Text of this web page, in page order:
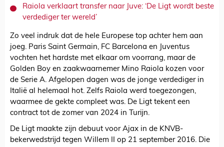
Raiola verklaart transfer naar Juve: ‘De Ligt wordt beste
verdediger ter wereld’
Zo veel indruk dat de hele Europese top achter hem aan
joeg. Paris Saint Germain, FC Barcelona en Juventus
vochten het hardste met elkaar om voorrang, maar de
Golden Boy en zaakwaarnemer Mino Raiola kozen voor
de Serie A. Afgelopen dagen was de jonge verdediger in
Italië al helemaal hot. Zelfs Raiola werd toegezongen,
waarmee de gekte compleet was. De Ligt tekent een
contract tot de zomer van 2024 in Turijn.
De Ligt maakte zijn debuut voor Ajax in de KNVB-
bekerwedstrijd tegen Willem II op 21 september 2016. Die